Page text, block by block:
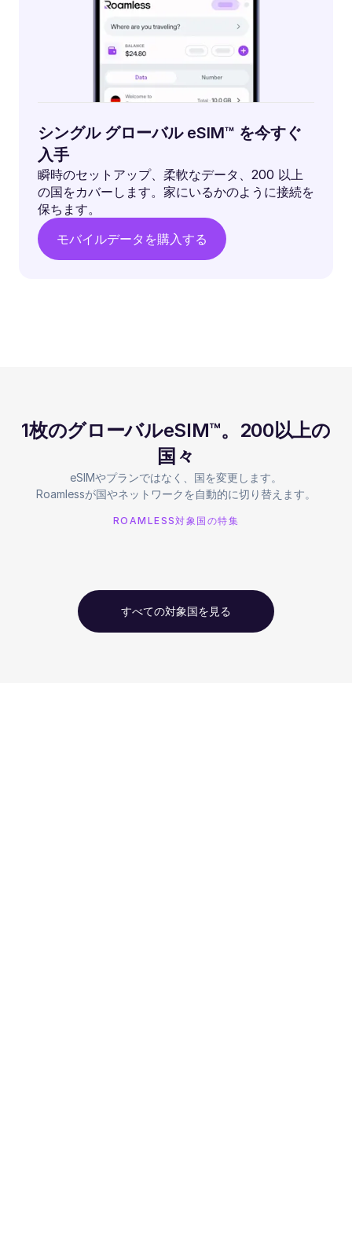
シングル グローバル eSIM™ を今すぐ
入手
瞬時のセットアップ、柔軟なデータ、200 以上
の国をカバーします。家にいるかのように接続を
保ちます。
モバイルデータを購入する
1枚のグローバルeSIM™。200以上の
国々
eSIMやプランではなく、国を変更します。
Roamlessが国やネットワークを自動的に切り替えます。
ROAMLESS対象国の特集
すべての対象国を見る